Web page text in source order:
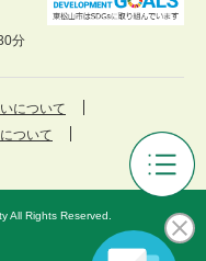
ご
み・
サ
分
について
ついて
All Rights Reserved.